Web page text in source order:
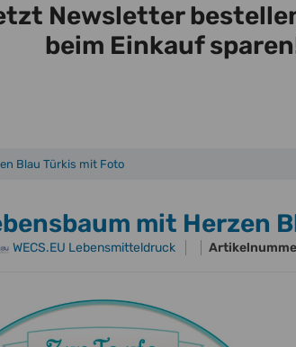
Newsletter
beim Einkauf
Blau Türkis mit Foto
mit Herzen
WECS.EU Lebensmitteldruck